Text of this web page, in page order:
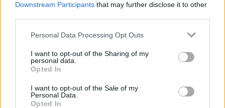
Downstream Participants that may further disclose it to other
Personal Data Processing Opt Outs
I want to opt-out of the Sharing of my
personal data.
Opted In
I want to opt-out of the Sale of my
Personal Data.
Opted In
Prima sport - co nabídne v prvním
vysílacím týdnu
Kdy a kde bude Prima sport k